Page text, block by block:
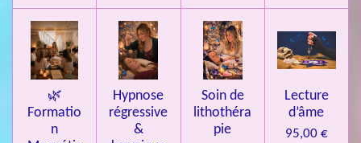
l
🌿
Formatio
n
Hypnose
régressive
&
Soin de
lithothéra
pie
Lecture
d’âme
95,00 €